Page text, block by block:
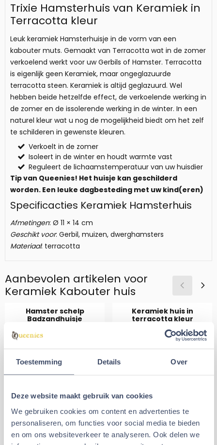
Toestemming Details Over
Deze website maakt gebruik van cookies
We gebruiken cookies om content en advertenties te
personaliseren, om functies voor social media te bieden
en om ons websiteverkeer te analyseren. Ook delen we
Trixie Hamsterhuis van Keramiek in
Terracotta kleur
Leuk keramiek Hamsterhuisje in de vorm van een
kabouter muts. Gemaakt van Terracotta wat in de zomer
verkoelend werkt voor uw Gerbils of Hamster. Terracotta
is eigenlijk geen Keramiek, maar ongeglazuurde
terracotta steen. Keramiek is altijd geglazuurd. Wel
hebben beide hetzelfde effect, de verkoelende werking in
de zomer en de issolerende werking in de winter. In een
naturel kleur wat u nog de mogelijkheid biedt om het zelf
te schilderen in gewenste kleuren.
Verkoelt in de zomer
Isoleert in de winter en houdt warmte vast
Reguleert de lichaamstemperatuur van uw huisdier
Tip van Queenies! Het huisje kan geschilderd
worden. Een leuke dagbesteding met uw kind(eren)
Specificacties Keramiek Hamsterhuis
Afmetingen: Ø 11 × 14 cm
Geschikt voor: Gerbil, muizen, dwerghamsters
Materiaal: terracotta
Aanbevolen artikelen voor
Keramiek Kabouter huis
Hamster schelp
Badzandhuisje
In winkelmand
Keramiek huis in
terracotta kleur
Tijdelijk uitverkocht
Alternatieve artikelen voor
Keramiek Kabouter huis